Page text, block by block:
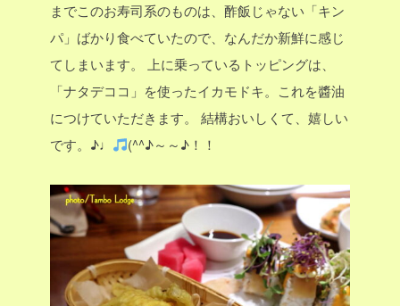
までこのお寿司系のものは、酢飯じゃない「キン
パ」ばかり食べていたので、なんだか新鮮に感じ
てしまいます。
上に乗っているトッピングは、
「ナタデココ」を使ったイカモドキ。これを醬油
につけていただきます。
結構おいしくて、嬉しい
です。♪♩
(^^♪～～♪！！